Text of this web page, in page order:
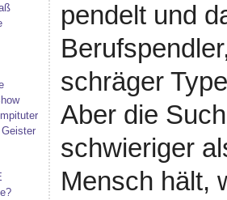
pendelt und
schräger
Aber die
schwieriger
Mensch hält,